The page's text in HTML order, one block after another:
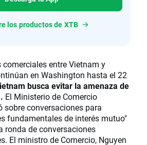
los productos de XTB
entre Vietnam y
en Washington hasta el 22
ietnam busca evitar la amenaza de
El Ministerio de Comercio
conversaciones para
fundamentales de interés mutuo"
ronda de conversaciones
El ministro de Comercio, Nguyen